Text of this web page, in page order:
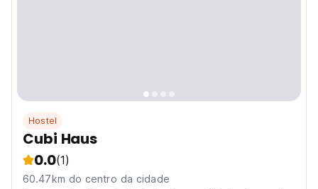
Hostel
Cubi Haus
0.0(1)
60.47km do centro da cidade